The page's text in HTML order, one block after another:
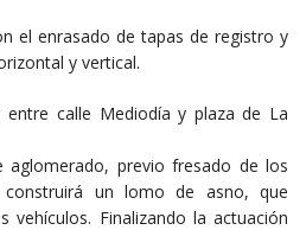
el enrasado de tapas de registro y
y vertical.
entre calle Mediodía y plaza de La
aglomerado, previo fresado de los
un lomo de asno, que
vehículos. Finalizando la actuación